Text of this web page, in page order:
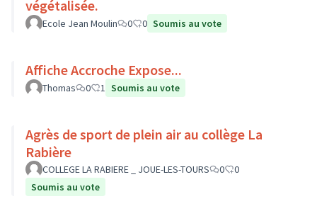
végétalisée.
Ecole Jean Moulin 0 0 Soumis au vote
Affiche Accroche Expose...
Thomas 0 1 Soumis au vote
Agrès de sport de plein air au collège La
Rabière
COLLEGE LA RABIERE _ JOUE-LES-TOURS 0
0
Soumis au vote